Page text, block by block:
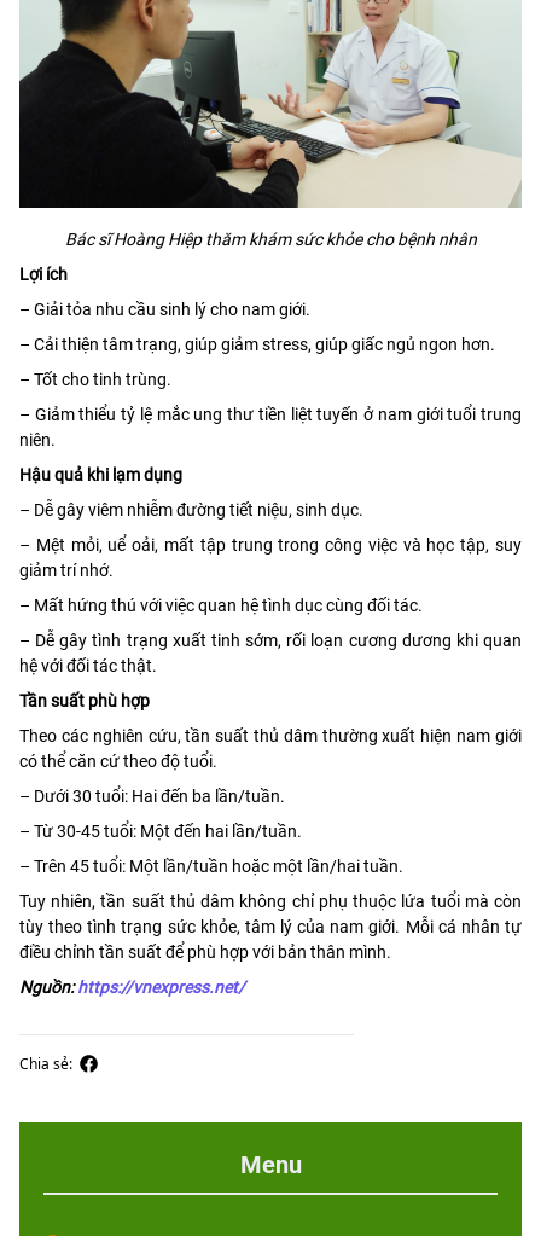
Bác sĩ Hoàng Hiệp thăm khám sức khỏe cho bệnh nhân
Lợi ích
– Giải tỏa nhu cầu sinh lý cho nam giới.
– Cải thiện tâm trạng, giúp giảm stress, giúp giấc ngủ ngon hơn.
– Tốt cho tinh trùng.
– Giảm thiểu tỷ lệ mắc ung thư tiền liệt tuyến ở nam giới tuổi trung
niên.
Hậu quả khi lạm dụng
– Dễ gây viêm nhiễm đường tiết niệu, sinh dục.
– Mệt mỏi, uể oải, mất tập trung trong công việc và học tập, suy
giảm trí nhớ.
– Mất hứng thú với việc quan hệ tình dục cùng đối tác.
– Dễ gây tình trạng xuất tinh sớm, rối loạn cương dương khi quan
hệ với đối tác thật.
Tần suất phù hợp
Theo các nghiên cứu, tần suất thủ dâm thường xuất hiện nam giới
có thể căn cứ theo độ tuổi.
– Dưới 30 tuổi: Hai đến ba lần/tuần.
– Từ 30-45 tuổi: Một đến hai lần/tuần.
– Trên 45 tuổi: Một lần/tuần hoặc một lần/hai tuần.
Tuy nhiên, tần suất thủ dâm không chỉ phụ thuộc lứa tuổi mà còn
tùy theo tình trạng sức khỏe, tâm lý của nam giới. Mỗi cá nhân tự
điều chỉnh tần suất để phù hợp với bản thân mình.
Nguồn:https://vnexpress.net/
Chia sẻ:
Menu